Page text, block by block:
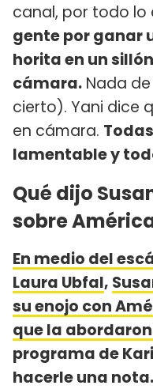
canal, por todo lo
gente por ganar
horita en un
cámara. Nada
cierto). Yani dice
en cámara.
lamentable y
Qué dijo
sobre
En medio del
Laura Ubfal,
su enojo con
que la
programa de
hacerle una